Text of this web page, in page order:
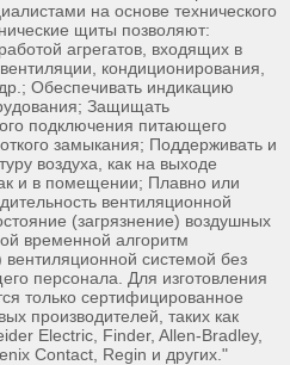
на основе технического
щиты позволяют:
агрегатов, входящих в
кондиционирования,
Обеспечивать индикацию
Защищать
подключения питающего
замыкания; Поддерживать и
воздуха, как на выходе
и в помещении; Плавно или
вентиляционной
(загрязнение) воздушных
временной алгоритм
вентиляционной системой без
персонала. Для изготовления
только сертифицированное
производителей, таких как
Electric, Finder, Allen-Bradley,
Contact, Regin и других."